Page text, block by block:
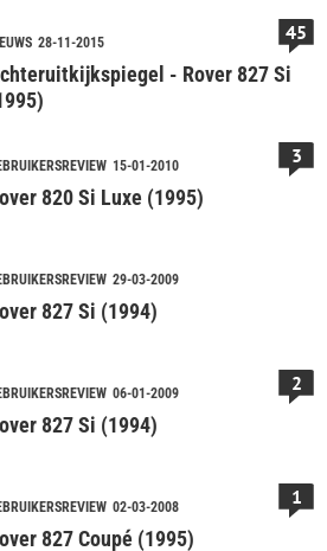
28-11-2015
- Rover 827 Si
45
15-01-2010
820 Si Luxe (1995)
3
29-03-2009
827 Si (1994)
06-01-2009
827 Si (1994)
2
02-03-2008
827 Coupé (1995)
1